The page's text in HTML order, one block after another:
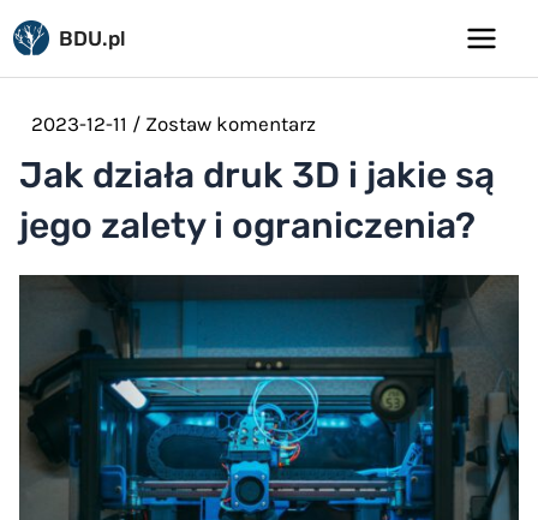
Pomiń
do
treści
BDU.pl
Main
2023-12-11 / Zostaw komentarz
Jak działa druk 3D i jakie są
jego zalety i ograniczenia?